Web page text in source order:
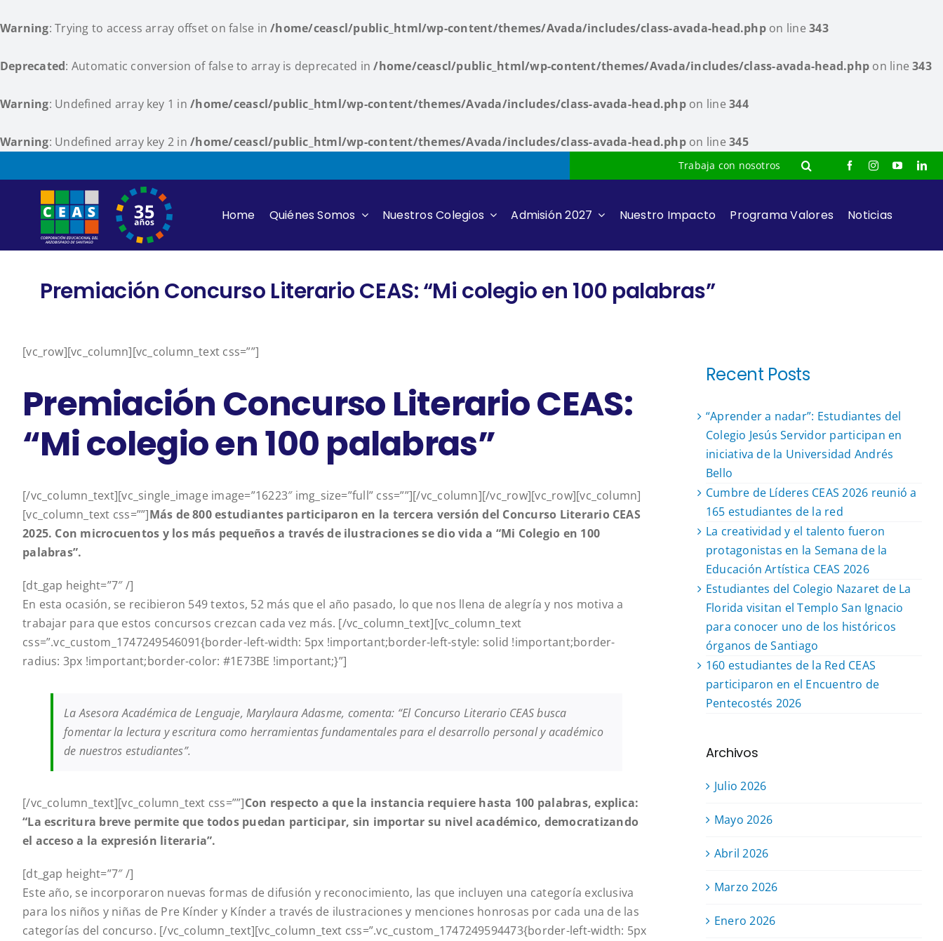
Warning: Trying to access array offset on false in/home/ceascl/public_html/wp-content/themes/Avada/includes/class-avada-head.phpon line343
Deprecated: Automatic conversion of false to array is deprecated in/home/ceascl/public_html/wp-content/themes/Avada/includes/class-avada-head.php on line343
Warning: Undefined array key 1 in/home/ceascl/public_html/wp-content/themes/Avada/includes/class-avada-head.phpon line344
Warning: Undefined array key 2 in/home/ceascl/public_html/wp-content/themes/Avada/includes/class-avada-head.phpon line345
to
Trabaja con nosotros
Home Quiénes Somos Nuestros Colegios Admisión 2027 Nuestro Impacto Programa Valores Noticias
Premiación Concurso Literario CEAS: “Mi colegio en 100 palabras”
[vc_row][vc_column][vc_column_text css=””]
Premiación Concurso Literario CEAS:
“Mi colegio en 100 palabras”
[/vc_column_text][vc_single_image image=”16223″ img_size=”full” css=””][/vc_column][/vc_row][vc_row][vc_column]
[vc_column_text css=””]Más de 800 estudiantes participaron en la tercera versión del Concurso Literario CEAS
2025. Con microcuentos y los más pequeños a través de ilustraciones se dio vida a “Mi Colegio en 100
palabras”.
[dt_gap height=”7″ /]
En esta ocasión, se recibieron 549 textos, 52 más que el año pasado, lo que nos llena de alegría y nos motiva a
trabajar para que estos concursos crezcan cada vez más. [/vc_column_text][vc_column_text
css=”.vc_custom_1747249546091{border-left-width: 5px !important;border-left-style: solid !important;border-
radius: 3px !important;border-color: #1E73BE !important;}”]
La Asesora Académica de Lenguaje, Marylaura Adasme, comenta: “El Concurso Literario CEAS busca
fomentar la lectura y escritura como herramientas fundamentales para el desarrollo personal y académico
de nuestros estudiantes”.
[/vc_column_text][vc_column_text css=””]Con respecto a que la instancia requiere hasta 100 palabras, explica:
“La escritura breve permite que todos puedan participar, sin importar su nivel académico, democratizando
el acceso a la expresión literaria”.
[dt_gap height=”7″ /]
Este año, se incorporaron nuevas formas de difusión y reconocimiento, las que incluyen una categoría exclusiva
para los niños y niñas de Pre Kínder y Kínder a través de ilustraciones y menciones honrosas por cada una de las
categorías del concurso. [/vc_column_text][vc_column_text css=”.vc_custom_1747249594473{border-left-width: 5px
Recent Posts
“Aprender a nadar”: Estudiantes del
Colegio Jesús Servidor participan en
iniciativa de la Universidad Andrés
Bello
Cumbre de Líderes CEAS 2026 reunió a
165 estudiantes de la red
La creatividad y el talento fueron
protagonistas en la Semana de la
Educación Artística CEAS 2026
Estudiantes del Colegio Nazaret de La
Florida visitan el Templo San Ignacio
para conocer uno de los históricos
órganos de Santiago
160 estudiantes de la Red CEAS
participaron en el Encuentro de
Pentecostés 2026
Archivos
Julio 2026
Mayo 2026
Abril 2026
Marzo 2026
Enero 2026